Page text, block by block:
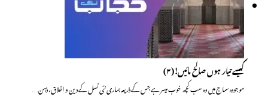
کیسے تیار ہوں صالح مائیں!(۲)
موجودہ سماج میں وہ سب کچھ خوب میسر ہے جس کے ذریعہ ہماری نئی نسل کے دین و اخلاق، ذہن…